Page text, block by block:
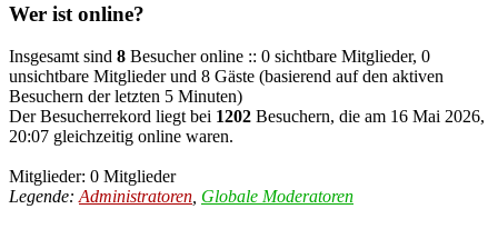
Wer ist online?
Insgesamt sind 8 Besucher online :: 0 sichtbare Mitglieder, 0
unsichtbare Mitglieder und 8 Gäste (basierend auf den aktiven
Besuchern der letzten 5 Minuten)
Der Besucherrekord liegt bei 1202 Besuchern, die am 16 Mai 2026,
20:07 gleichzeitig online waren.
Mitglieder: 0 Mitglieder
Legende:Administratoren, Globale Moderatoren